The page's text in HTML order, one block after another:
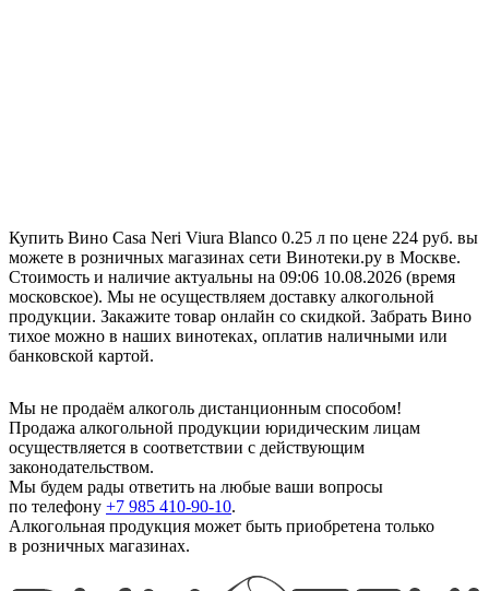
Купить Вино Casa Neri Viura Blanco 0.25 л по цене 224 руб. вы
можете в розничных магазинах сети Винотеки.ру в Москве.
Стоимость и наличие актуальны на 09:06 10.08.2026 (время
московское). Мы не осуществляем доставку алкогольной
продукции. Закажите товар онлайн со скидкой. Забрать Вино
тихое можно в наших винотеках, оплатив наличными или
банковской картой.
Мы не продаём алкоголь дистанционным способом!
Продажа алкогольной продукции юридическим лицам
осуществляется в соответствии с действующим
законодательством.
Мы будем рады ответить на любые ваши вопросы
по телефону +7 985 410-90-10.
Алкогольная продукция может быть приобретена только
в розничных магазинах.